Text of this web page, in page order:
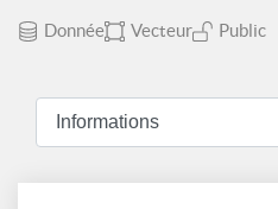
Donnée Vecteur Public